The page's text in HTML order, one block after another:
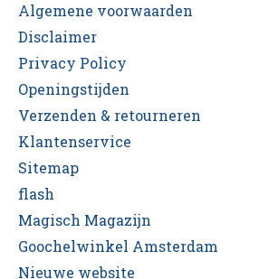
Algemene voorwaarden
Disclaimer
Privacy Policy
Openingstijden
Verzenden & retourneren
Klantenservice
Sitemap
flash
Magisch Magazijn
Goochelwinkel Amsterdam
Nieuwe website